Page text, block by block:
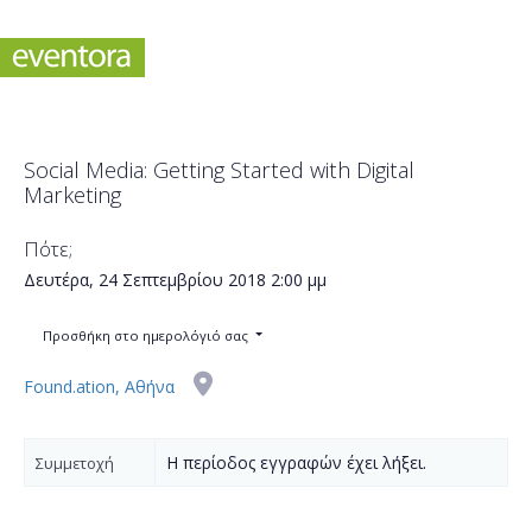
Social Media: Getting Started with Digital
Marketing
Πότε;
Δευτέρα, 24 Σεπτεμβρίου 2018 2:00 μμ
Προσθήκη στο ημερολόγιό σας
Found.ation, Αθήνα
Συμμετοχή Η περίοδος εγγραφών έχει λήξει.